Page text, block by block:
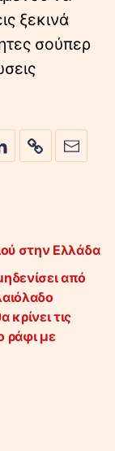
ξεκινά
σούπερ
στην Ελλάδα
από
κρίνει τις
ράφι με